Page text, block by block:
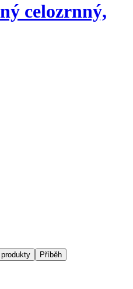
celozrnný,
produkty Příběh